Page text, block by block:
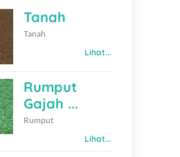
Tanah
Tanah
Lihat...
Rumput
Gajah ...
Rumput
Lihat...